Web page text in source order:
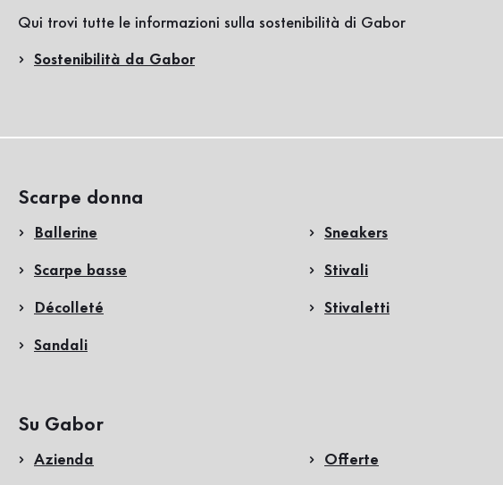
Qui trovi tutte le informazioni sulla sostenibilità di Gabor
Sostenibilità da Gabor
Scarpe donna
Ballerine
Scarpe basse
Décolleté
Sandali
Sneakers
Stivali
Stivaletti
Su Gabor
Azienda Offerte